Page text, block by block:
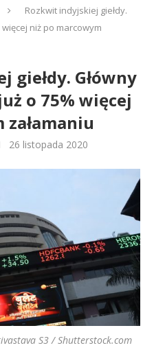
Rozkwit indyjskiej giełdy.
niż po marcowym
giełdy. Główny
o 75% więcej
26 listopada 2020
S3 / Shutterstock.com